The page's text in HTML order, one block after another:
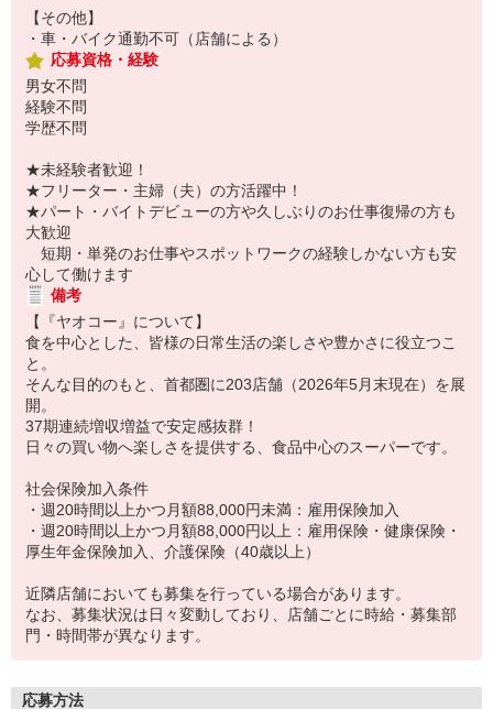
【その他】
・車・バイク通勤不可（店舗による）
応募資格・経験
男女不問
経験不問
学歴不問
★未経験者歓迎！
★フリーター・主婦（夫）の方活躍中！
★パート・バイトデビューの方や久しぶりのお仕事復帰の方も
大歓迎
短期・単発のお仕事やスポットワークの経験しかない方も安
心して働けます
備考
【『ヤオコー』について】
食を中心とした、皆様の日常生活の楽しさや豊かさに役立つこ
と。
そんな目的のもと、首都圏に203店舗（2026年5月末現在）を展
開。
37期連続増収増益で安定感抜群！
日々の買い物へ楽しさを提供する、食品中心のスーパーです。
社会保険加入条件
・週20時間以上かつ月額88,000円未満：雇用保険加入
・週20時間以上かつ月額88,000円以上：雇用保険・健康保険・
厚生年金保険加入、介護保険（40歳以上）
近隣店舗においても募集を行っている場合があります。
なお、募集状況は日々変動しており、店舗ごとに時給・募集部
門・時間帯が異なります。
応募方法